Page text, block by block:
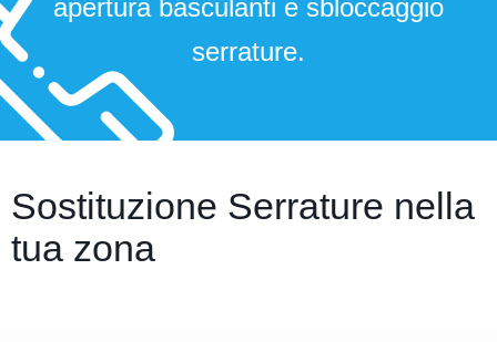
apertura basculanti e sbloccaggio
serrature.
Sostituzione Serrature nella
tua zona